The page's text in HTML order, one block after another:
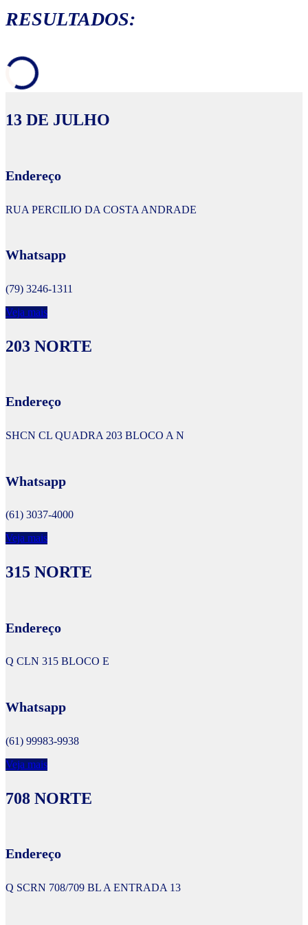
RESULTADOS:
13 DE JULHO
Endereço
RUA PERCILIO DA COSTA ANDRADE
Whatsapp
(79) 3246-1311
Veja mais
203 NORTE
Endereço
SHCN CL QUADRA 203 BLOCO A N
Whatsapp
(61) 3037-4000
Veja mais
315 NORTE
Endereço
Q CLN 315 BLOCO E
Whatsapp
(61) 99983-9938
Veja mais
708 NORTE
Endereço
Q SCRN 708/709 BL A ENTRADA 13